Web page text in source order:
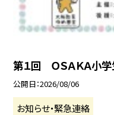
第１回 ＯＳＡＫＡ小
公開日 2026/08/06
お知らせ・緊急連絡